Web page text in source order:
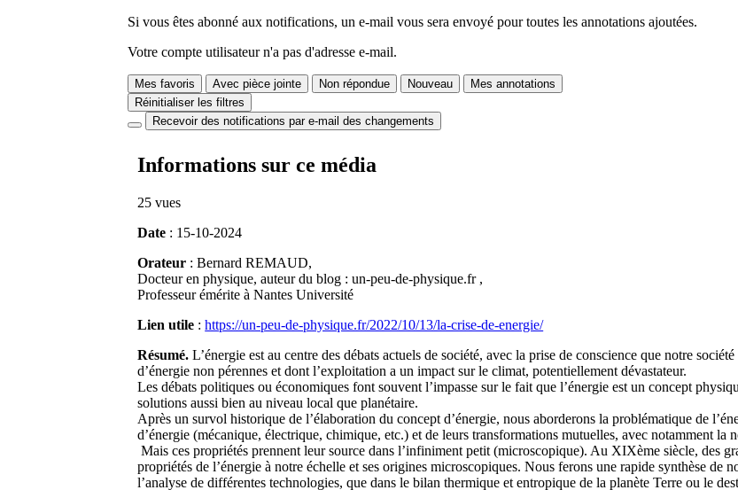
Si vous êtes abonné aux notifications, un e-mail vous sera envoyé pour toutes les annotations ajoutées.
Votre compte utilisateur n'a pas d'adresse e-mail.
Mes favoris Avec pièce jointe Non répondue Nouveau
Mes annotations
Réinitialiser les filtres
Recevoir des notifications par e-mail des changements
Informations sur ce média
25 vues
Date : 15-10-2024
Orateur : Bernard REMAUD,
Docteur en physique, auteur du blog : un-peu-de-physique.fr ,
Professeur émérite à Nantes Université
Lien utile :https://un-peu-de-physique.fr/2022/10/13/la-crise-de-energie/
Résumé. L’énergie est au centre des débats actuels de société, avec la prise de conscience que notre
d’énergie non pérennes et dont l’exploitation a un impact sur le climat, potentiellement dévastateur.
Les débats politiques ou économiques font souvent l’impasse sur le fait que l’énergie est un concept
solutions aussi bien au niveau local que planétaire.
Après un survol historique de l’élaboration du concept d’énergie, nous aborderons la problématique de
d’énergie (mécanique, électrique, chimique, etc.) et de leurs transformations mutuelles, avec notamment la
Mais ces propriétés prennent leur source dans l’infiniment petit (microscopique). Au XIXème siècle, des
propriétés de l’énergie à notre échelle et ses origines microscopiques. Nous ferons une rapide synthèse de
l’analyse de différentes technologies, que dans le bilan thermique et entropique de la planète Terre ou le